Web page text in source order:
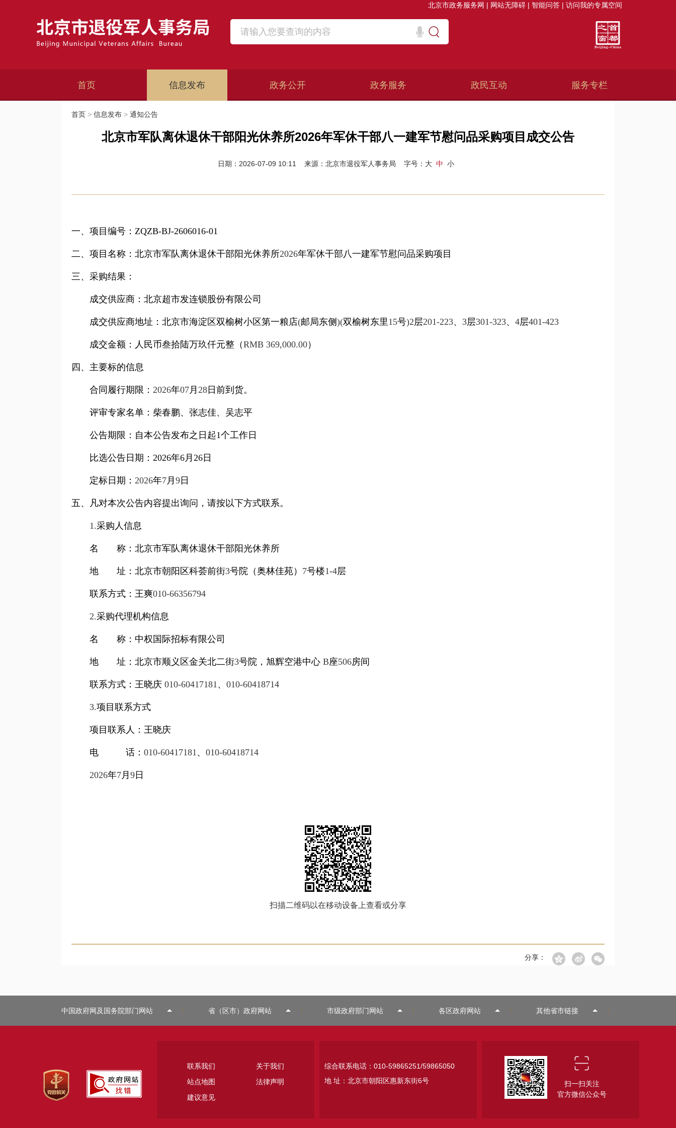
北京市政务服务网 | 网站无障碍 | 智能问答 | 访问我的专属空间
首页 信息发布 政务公开 政务服务 政民互动 服务专栏
首页 > 信息发布 > 通知公告
北京市军队离休退休干部阳光休养所2026年军休干部八一建军节慰问品采购项目成交公告
日期：2026-07-09 10:11 来源：北京市退役军人事务局 字号： 大 中 小
一、项目编号： ZQZB-BJ-2606016-01
二、项目名称：北京市军队离休退休干部阳光休养所2026年军休干部八一建军节慰问品采购项目
三、采购结果：
成交供应商：北京超市发连锁股份有限公司
成交供应商地址：北京市海淀区双榆树小区第一粮店(邮局东侧)(双榆树东里15号)2层201-223、 3层301-323、 4层401-423
成交金额：人民币叁拾陆万玖仟元整（RMB 369,000.00）
四、主要标的信息
合同履行期限： 2026年07月 28 日前到货。
评审专家名单：柴春鹏、张志佳、吴志平
公告期限 ： 自本公告发布之日起1个工作日
比选公告日期：2026年6月26日
定标日期 ： 2026年7月 9 日
五、凡对本次公告内容提出询问，请按以下方式联系。
1.采购人信息
名 称：北京市军队离休退休干部阳光休养所
地 址： 北京市朝阳区科荟前街3号院（奥林佳苑） 7号楼1-4层
联系方式： 王爽010-66356794
2.采购代理机构信息
名 称：中权国际招标有限公司
地 址：北京市顺义区金关北二街3号院，旭辉空港中心 B座506房间
联系方式：王晓庆 010-60417181、 010-60418714
3.项目联系方式
项目联系人：王晓庆
电 话： 010-60417181、 010-60418714
2026年7月 9 日
扫描二维码以在移动设备上查看或分享
分享：
中国政府网及国务院部门网站 省（区市）政府网站 市级政府部门网站 各区政府网站 其他省市链接
联系我们
关于我们
站点地图
法律声明
建议意见
综合联系电话：010-59865251/59865050
地 址：北京市朝阳区惠新东街6号
扫一扫关注
官方微信公众号